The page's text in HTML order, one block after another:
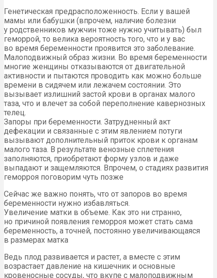
Генетическая предрасположенность. Если у вашей
мамы или бабушки (впрочем, наличие болезни
у родственников мужчин тоже нужно учитывать) был
геморрой, то велика вероятность того, что и у вас
во время беременности проявится это заболевание.
Малоподвижный образ жизни. Во время беременности
многие женщины отказываются от двигательной
активности и пытаются проводить как можно больше
времени в сидячем или лежачем состоянии. Это
вызывает излишний застой крови в органах малого
таза, что и влечет за собой переполнение кавернозных
телец.
Запоры при беременности. Затрудненный акт
дефекации и связанные с этим явлением потуги
вызывают дополнительный приток крови к органам
малого таза. В результате венозные сплетения
заполняются, приобретают форму узлов и даже
выпадают и защемляются. Впрочем, о стадиях развития
геморроя поговорим чуть позже
Сейчас же важно понять, что от запоров во время
беременности нужно избавляться.
Увеличение матки в объеме. Как это ни странно,
но причиной появления геморроя может стать сама
беременность, а точней, постоянно увеличивающаяся
в размерах матка
Ведь плод развивается и растет, а вместе с этим
возрастает давление на кишечник и основные
кровеносные сосуды, что вкупе с малоподвижным